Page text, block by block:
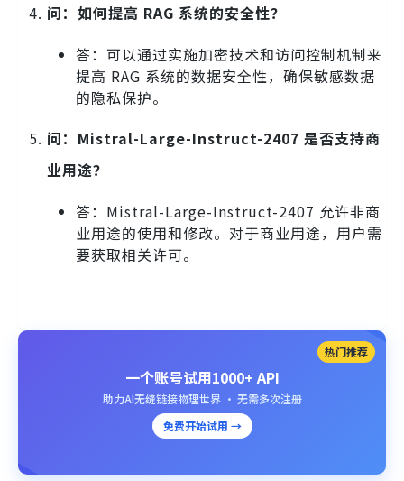
问：如何提高 RAG 系统的安全性？
答：可以通过实施加密技术和访问控制机制来
提高 RAG 系统的数据安全性，确保敏感数据
的隐私保护。
问：Mistral-Large-Instruct-2407 是否支持商
业用途？
答：Mistral-Large-Instruct-2407 允许非商
业用途的使用和修改。对于商业用途，用户需
要获取相关许可。
热门推荐
一个账号试用1000+ API
助力AI无缝链接物理世界 · 无需多次注册
免费开始试用 →